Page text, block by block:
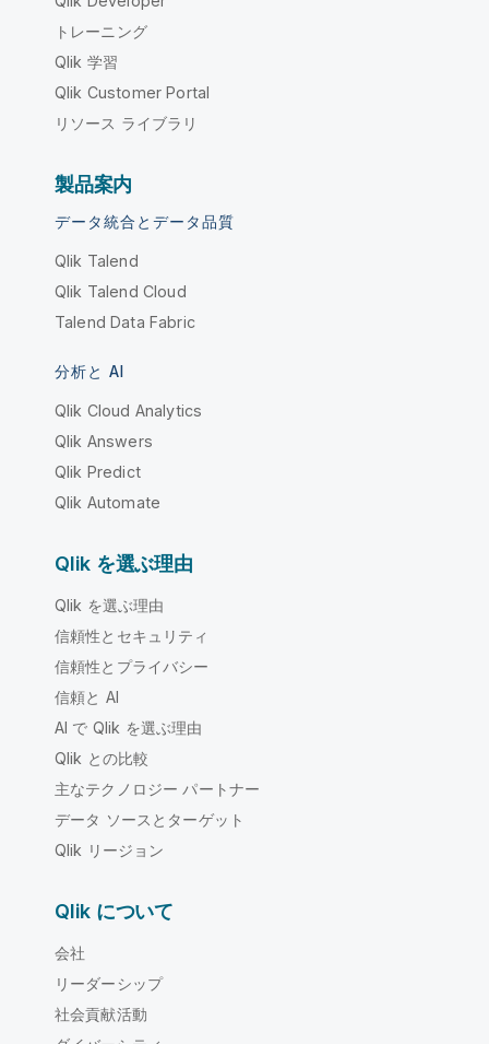
トレーニング
Qlik 学習
Qlik Customer Portal
リソース ライブラリ
製品案内
データ統合とデータ品質
Qlik Talend
Qlik Talend Cloud
Talend Data Fabric
分析と AI
Qlik Cloud Analytics
Qlik Answers
Qlik Predict
Qlik Automate
Qlik を選ぶ理由
Qlik を選ぶ理由
信頼性とセキュリティ
信頼性とプライバシー
信頼と AI
AI で Qlik を選ぶ理由
Qlik との比較
主なテクノロジー パートナー
データ ソースとターゲット
Qlik リージョン
Qlik について
会社
リーダーシップ
社会貢献活動